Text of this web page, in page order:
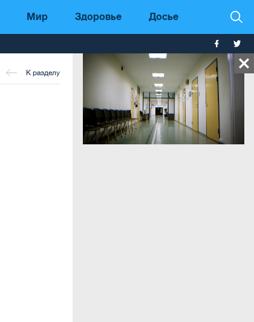
Мир Здоровье Досье
К разделу